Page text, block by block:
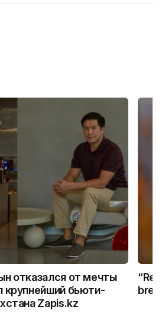
отказался от мечты
крупнейший бьюти-
Zapis.kz